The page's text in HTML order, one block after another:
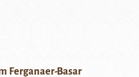
Ferganaer-Basar